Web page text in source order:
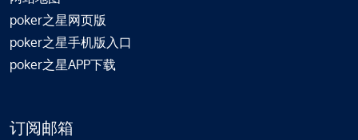
poker之星网页版
poker之星手机版入口
poker之星APP下载
订阅邮箱